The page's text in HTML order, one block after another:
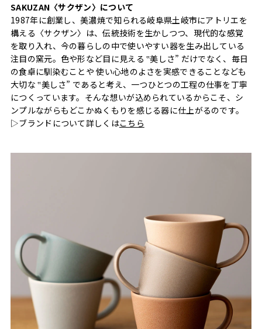
SAKUZAN〈サクザン〉について
1987年に創業し、美濃焼で知られる岐阜県土岐市にアトリエを
構える〈サクザン〉は、伝統技術を生かしつつ、現代的な感覚
を取り入れ、今の暮らしの中で使いやすい器を生み出している
注目の窯元。色や形など目に見える ‟美しさ” だけでなく、毎日
の食卓に馴染むことや 使い心地のよさを実感できることなども
大切な ‟美しさ” であると考え、一つひとつの工程の仕事を丁寧
につくっています。そんな想いが込められているからこそ、シ
ンプルながらもどこかぬくもりを感じる器に仕上がるのです。
▷ブランドについて詳しくはこちら